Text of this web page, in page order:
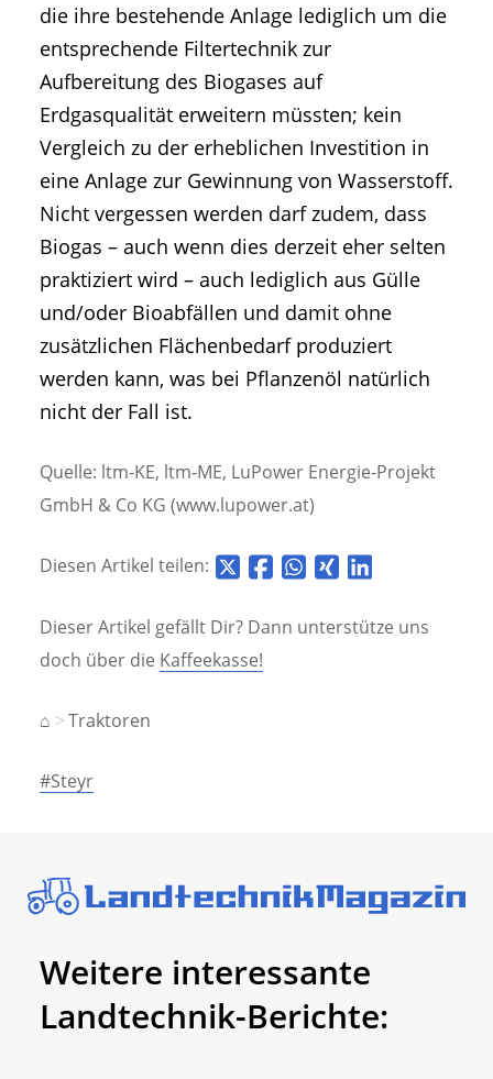
die ihre bestehende Anlage lediglich um die
entsprechende Filtertechnik zur
Aufbereitung des Biogases auf
Erdgasqualität erweitern müssten; kein
Vergleich zu der erheblichen Investition in
eine Anlage zur Gewinnung von Wasserstoff.
Nicht vergessen werden darf zudem, dass
Biogas – auch wenn dies derzeit eher selten
praktiziert wird – auch lediglich aus Gülle
und/oder Bioabfällen und damit ohne
zusätzlichen Flächenbedarf produziert
werden kann, was bei Pflanzenöl natürlich
nicht der Fall ist.
Quelle: ltm-KE, ltm-ME, LuPower Energie-Projekt
GmbH & Co KG (www.lupower.at)
Diesen Artikel teilen:
Dieser Artikel gefällt Dir? Dann unterstütze uns
doch über die Kaffeekasse!
⌂ Traktoren
#Steyr
Weitere interessante
Landtechnik-Berichte: